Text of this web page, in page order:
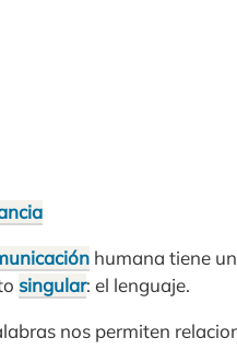
humana tiene
singular: el lenguaje.
nos permiten